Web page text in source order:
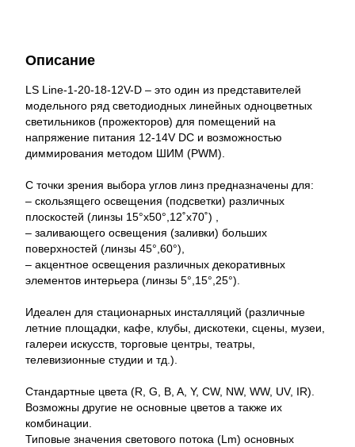
Описание
LS Line-1-20-18-12V-D – это один из представителей
модельного ряд светодиодных линейных одноцветных
светильников (прожекторов) для помещений на
напряжение питания 12-14V DC и возможностью
диммирования методом ШИМ (PWM).
С точки зрения выбора углов линз предназначены для:
– скользящего освещения (подсветки) различных
плоскостей (линзы 15°x50°,12˚x70˚) ,
– заливающего освещения (заливки) больших
поверхностей (линзы 45°,60°),
– акцентное освещения различных декоративных
элементов интерьера (линзы 5°,15°,25°).
Идеален для стационарных инсталляций (различные
летние площадки, кафе, клубы, дискотеки, сцены, музеи,
галереи искусств, торговые центры, театры,
телевизионные студии и тд.).
Стандартные цвета (R, G, B, A, Y, CW, NW, WW, UV, IR).
Возможны другие не основные цветов а также их
комбинации.
Типовые значения светового потока (Lm) основных